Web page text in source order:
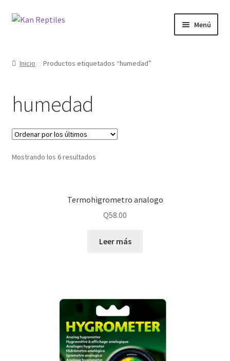
Ir
Ir
Menú
Blog
Inicio Productos etiquetados “humedad”
humedad
Mostrando los 6 resultados
Termohigrometro analogo
Q58.00
Leer más